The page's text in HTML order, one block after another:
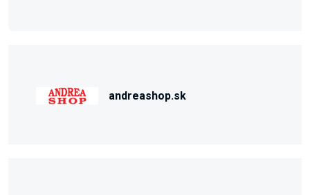
andreashop.sk